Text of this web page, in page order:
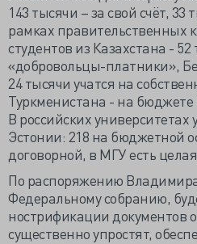
143 тысячи – за свой счёт, 33
рамках правительственных
студентов из Казахстана -
«добровольцы-платники»,
24 тысячи учатся на
Туркменистана - на бюджете
В российских университетах
Эстонии: 218 на бюджетной
договорной, в МГУ есть
По распоряжению
Федеральному собранию,
нострификации документов
существенно упростят,